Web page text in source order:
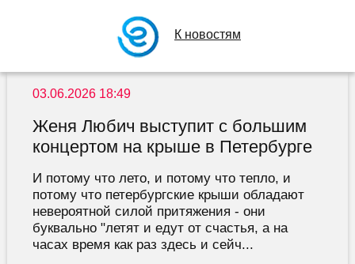
К новостям
03.06.2026 18:49
Женя Любич выступит с большим
концертом на крыше в Петербурге
И потому что лето, и потому что тепло, и
потому что петербургские крыши обладают
невероятной силой притяжения - они
буквально "летят и едут от счастья, а на
часах время как раз здесь и сейч...